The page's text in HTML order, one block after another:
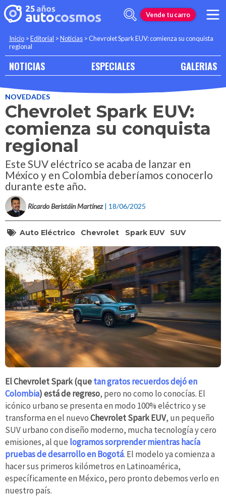
Vende tu carro
Inicio >Editorial >Noticias >Chevrolet Spark EUV: comienza su conquista
regional
NOTICIAS ESPECIALES GALERIAS
NOVEDADES
Chevrolet Spark EUV:
comienza su conquista
regional
Este SUV eléctrico se acaba de lanzar en
México y en Colombia deberíamos conocerlo
durante este año.
Ricardo Beristáin Martínez | 18/06/2025
Auto Eléctrico Chevrolet Spark EUV SUV
El Chevrolet Spark (quetan gratos recuerdos dejó en
Colombia) está de regreso, pero no como lo conocías. El
icónico urbano se presenta en modo 100% eléctrico y se
transforma en el nuevoChevrolet Spark EUV, un pequeño
SUV urbano con diseño moderno, mucha tecnología y cero
emisiones, al que logramos sorprender mientras hacía
pruebas de desarrollo en Bogotá. El modelo ya comienza a
hacer sus primeros kilómetros en Latinoamérica,
específicamente en México, pero pronto debemos verlo en
nuestro país.